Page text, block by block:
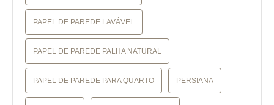
PAPEL DE PAREDE LAVÁVEL
PAPEL DE PAREDE PALHA NATURAL
PAPEL DE PAREDE PARA QUARTO PERSIANA